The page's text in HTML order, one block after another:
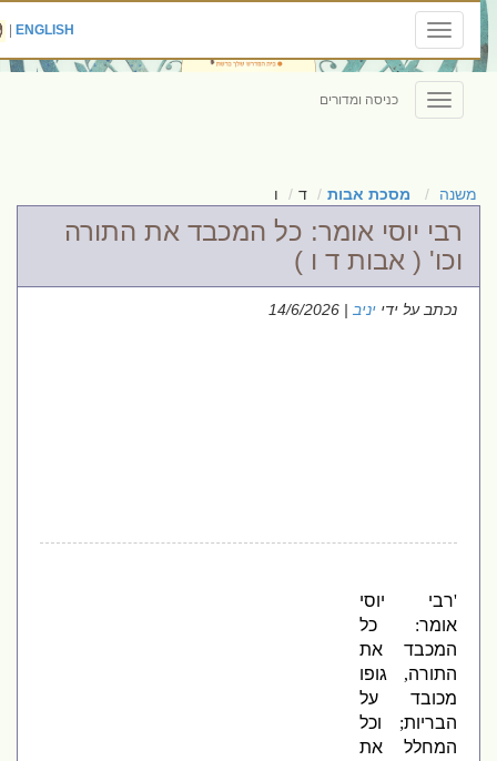
Toggle
navigation
ENGLISH
|
Toggle
navigation
כניסה ומדורים
משנה מסכת אבות ד ו
רבי יוסי אומר: כל המכבד את התורה
וכו' ( אבות ד ו )
נכתב על ידייניב| 14/6/2026
רבי יוסי
אומר:
כל
המכבד את
התורה, גופו
מכובד על
הבריות;
וכל
המחלל את